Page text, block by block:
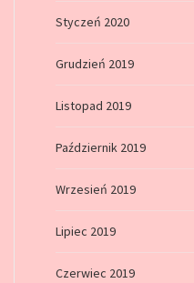
Styczeń 2020
Grudzień 2019
Listopad 2019
Październik 2019
Wrzesień 2019
Lipiec 2019
Czerwiec 2019